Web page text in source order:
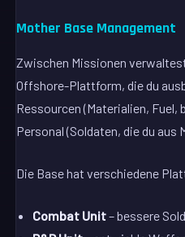
Mother Base Management
Zwischen Missionen
Offshore-Plattform, die du
Ressourcen (Materialien, Fuel,
Personal (Soldaten, die du
Die Base hat verschiedene
Combat Unit– bessere